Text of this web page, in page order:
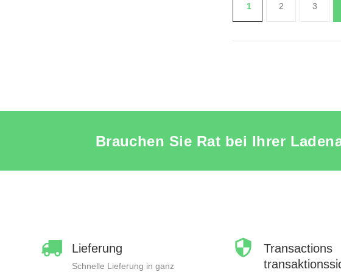
1 2 3
Brauchen Sie Rat bei Ihrer
Lieferung
Schnelle Lieferung in ganz
Transactions